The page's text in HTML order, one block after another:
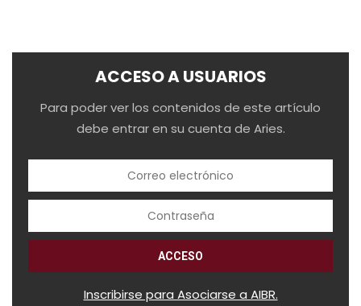
ACCESO A USUARIOS
Para poder ver los contenidos de este artículo
debe entrar en su cuenta de Aries.
Inscribirse para Asociarse a AIBR.